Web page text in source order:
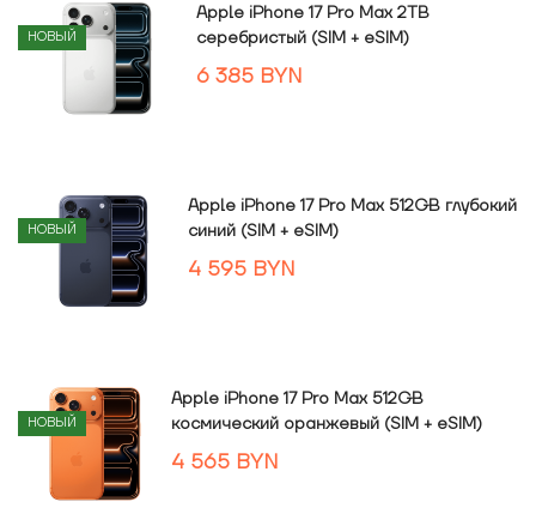
НОВЫЙ
Apple iPhone 17 Pro Max 2TB
серебристый (SIM + eSIM)
6 385 BYN
НОВЫЙ
Apple iPhone 17 Pro Max 512GB глубокий
синий (SIM + eSIM)
4 595 BYN
НОВЫЙ
Apple iPhone 17 Pro Max 512GB
космический оранжевый (SIM + eSIM)
4 565 BYN